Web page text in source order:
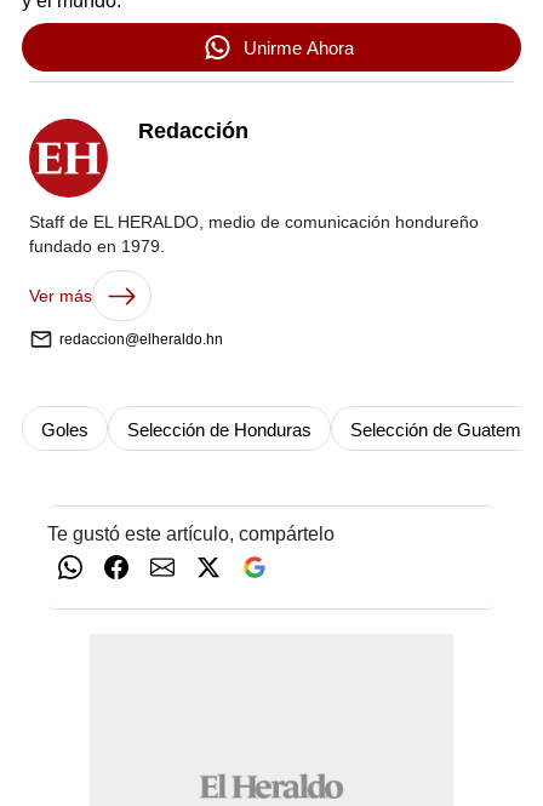
Unirme Ahora
Redacción
Staff de EL HERALDO, medio de comunicación hondureño
fundado en 1979.
Ver más
redaccion@elheraldo.hn
Goles Selección de Honduras Selección de Guatemala
Te gustó este artículo, compártelo